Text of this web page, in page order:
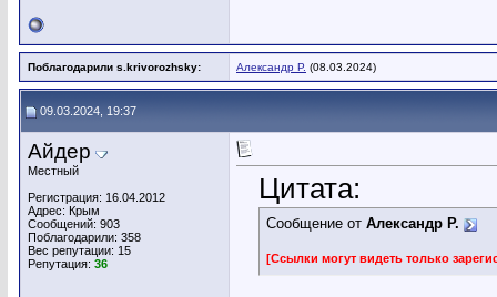
Поблагодарили s.krivorozhsky: Александр Р. (08.03.2024)
09.03.2024, 19:37
Айдер
Местный
Регистрация: 16.04.2012
Адрес: Крым
Сообщений: 903
Поблагодарили: 358
Вес репутации: 15
Репутация: 36
Цитата:
Сообщение от Александр Р.
[Ссылки могут видеть только